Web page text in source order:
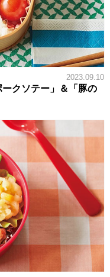
2023.09.10
クソテー」＆「豚の